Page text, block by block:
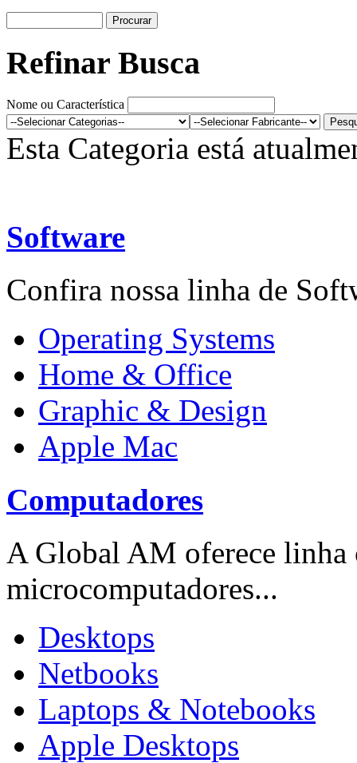
Refinar Busca
Nome ou Característica
Esta Categoria está
Software
Confira nossa linha de
Operating Systems
Home & Office
Graphic & Design
Apple Mac
Computadores
A Global AM oferece linha
microcomputadores...
Desktops
Netbooks
Laptops & Notebooks
Apple Desktops